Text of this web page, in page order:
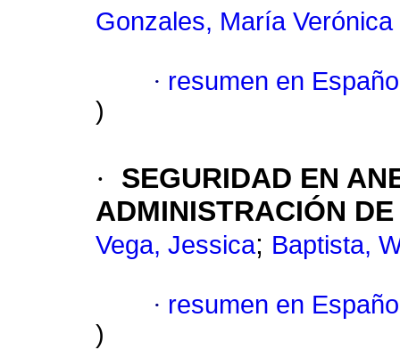
Gonzales, María
· resumen en
)
·
SEGURIDAD EN
ADMINISTRACIÓN
Vega, Jessica; Baptista,
· resumen en
)